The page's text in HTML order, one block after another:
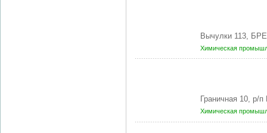
Вычулки 113,
Химическая
Граничная 10,
Химическая